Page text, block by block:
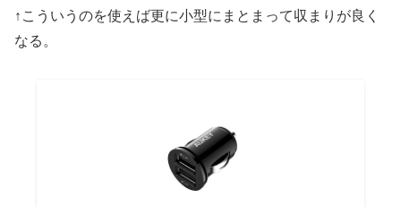
↑こういうのを使えば更に小型にまとまって収まりが良く
なる。